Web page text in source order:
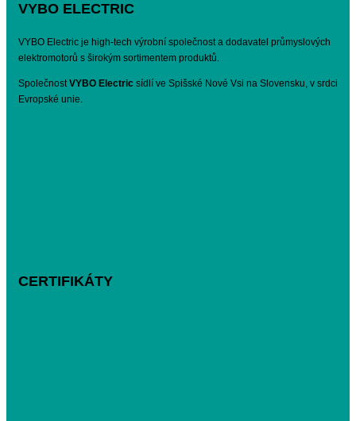
VYBO ELECTRIC
VYBO Electric je high-tech výrobní společnost a dodavatel průmyslových
elektromotorů s širokým sortimentem produktů.
SpolečnostVYBO Electric sídlí ve Spišské Nové Vsi na Slovensku, v srdci
Evropské unie.
CERTIFIKÁTY